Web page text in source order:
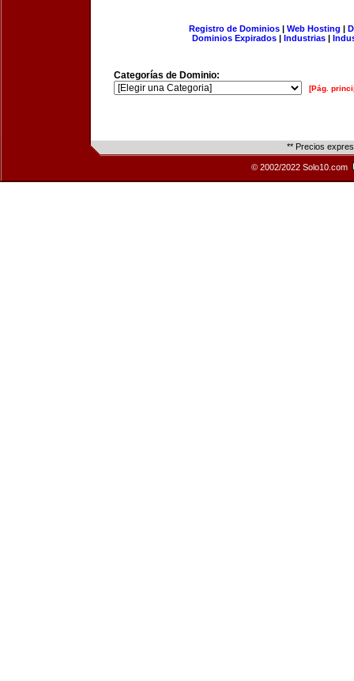
Registro de Dominios| Web Hosting |
Dominios Expirados | Industrias |
Categorías de Dominio:
[Pág.
** Precios
© 2002/2022 Solo10.com